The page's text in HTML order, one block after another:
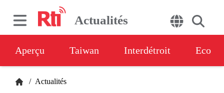
Actualités
Aperçu Taiwan Interdétroit Eco
/ Actualités